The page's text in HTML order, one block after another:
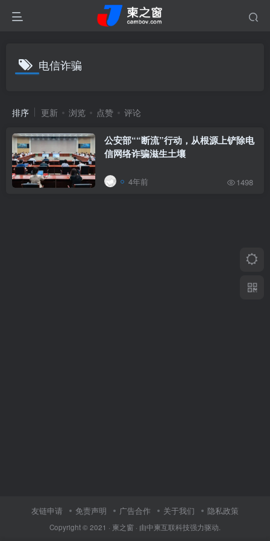
电信诈骗
排序 更新 浏览 点赞 评论
公安部““断流”行动，从根源上铲除电
信网络诈骗滋生土壤
4年前 1498
友链申请 免责声明 广告合作 关于我们 隐私政策
Copyright © 2021 · 柬之窗 · 由中柬互联科技强力驱动.